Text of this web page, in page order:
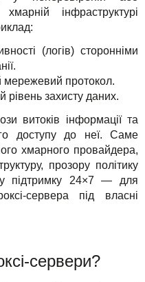
інфраструктурі
(логів) сторонніми
мережевий протокол.
рівень захисту даних.
витоків інформації та
доступу до неї. Саме
хмарного провайдера,
прозору політику
підтримку 24×7 — для
сервера під власні
сервери?